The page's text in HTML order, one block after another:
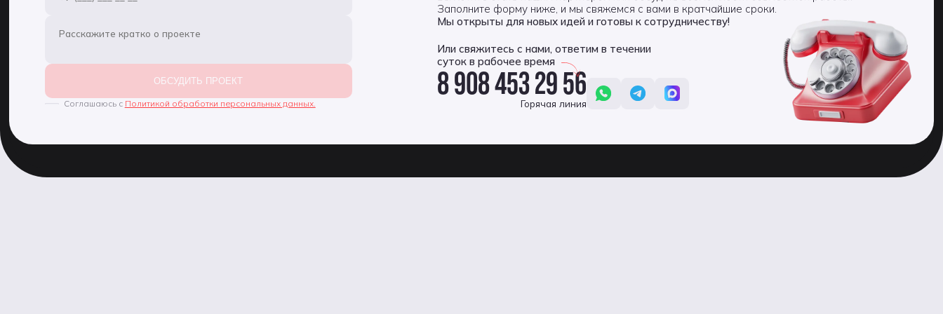
вывели в понятные блоки с ценами. Получилось мощно!
ОБСУДИТЬ ПРОЕКТ
Соглашаюсь с Политикой обработки персональных данных.
Заполните форму ниже, и мы свяжемся с вами в кратчайшие сроки.
Мы открыты для новых идей и готовы к сотрудничеству!
Или свяжитесь с нами, ответим в течении
суток в рабочее время
8 908 453 29 56
Горячая линия